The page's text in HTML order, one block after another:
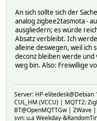
An sich sollte sich der
analog zigbee2tasmota -
ausgliedern; es würde
Absatz verbleibt. Ich
alleine deswegen, weil ich
deconz bleiben werde
weg bin. Also: Freiwillige
Server: HP-elitedesk@Debian
CUL_HM (VCCU) | MQTT2:
BT@OpenMQTTGw | ZWave
svn: u.a Weekday-